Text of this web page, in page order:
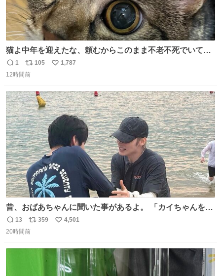
猫よ中年を迎えたな、頼むからこのまま不老不死でいてく
れ…と願ってから、いや人間の家族が死に絶えて猫だけこ
の世に置いていくなんてひどいことはできない…と思って
愛がられて困ることもなかろうなと思ったのでやっぱり猫
よ不老不死でいてくれ
返
信
1
リ
ポ
ト
数
105
い
数
1,787
12時間前
昔、おばあちゃんに聞いた事があるよ。 「カイちゃんをい
じめると、アイツが海から上がって来るぞ。」って。
返
信
13
リ
ポ
359
い
数
4,501
20時間前